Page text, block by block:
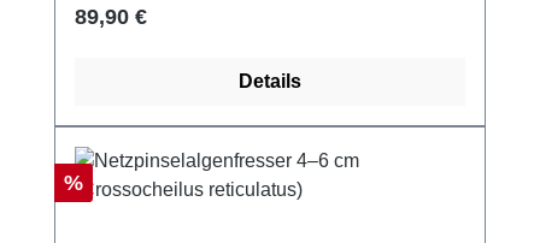
Regulärer Preis:
89,90 €
Details
Rabatt
%